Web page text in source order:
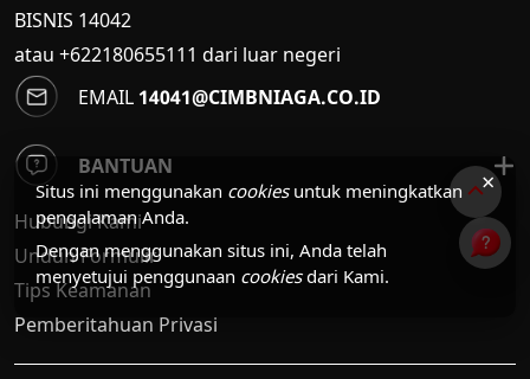
×
Situs ini menggunakan cookiesuntuk meningkatkan
pengalaman Anda.
Dengan menggunakan situs ini, Anda telah
menyetujui penggunaan cookiesdari Kami.
BISNIS 14042
atau +622180655111 dari luar negeri
EMAIL 14041@CIMBNIAGA.CO.ID
BANTUAN
Hubungi Kami
Unduh Formulir
Tips Keamanan
Pemberitahuan Privasi